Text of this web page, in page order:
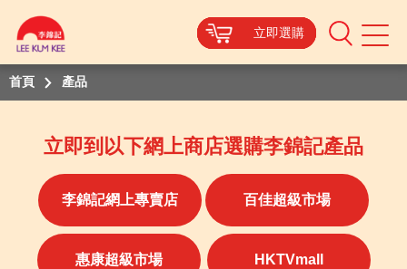
立即選購
Mobile
立即選購
立即選購
立即選購
首頁 產品
立即到以下網上商店選購李錦記產品
李錦記網上專賣店 百佳超級市場
惠康超級市場 HKTVmall